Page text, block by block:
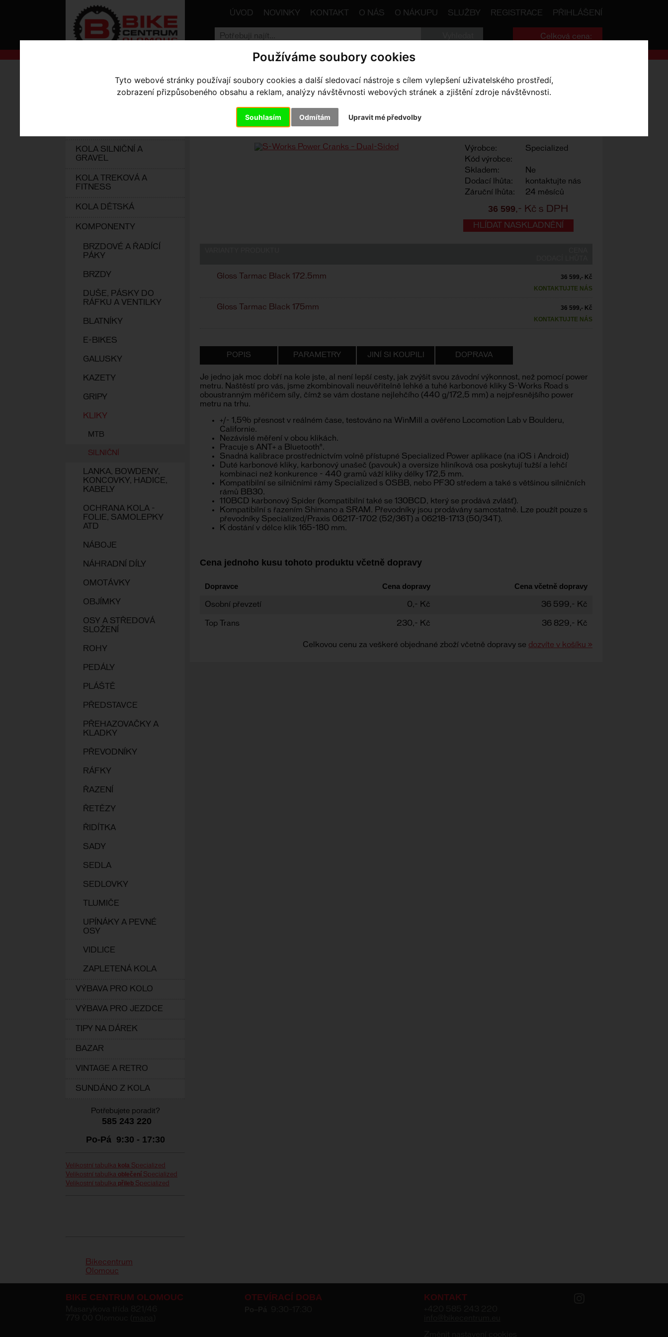
Používáme soubory cookies
Tyto webové stránky používají soubory cookies a další sledovací nástroje s cílem vylepšení uživatelského prostředí,
zobrazení přizpůsobeného obsahu a reklam, analýzy návštěvnosti webových stránek a zjištění zdroje návštěvnosti.
Souhlasím Odmítám Upravit mé předvolby
ÚVOD NOVINKY KONTAKT O NÁS O NÁKUPU SLUŽBY REGISTRACE PŘIHLÁŠENÍ
Celková cena:
KOLA S-WORKS
KOLA SILNIČNÍ A
GRAVEL
KOLA TREKOVÁ A
FITNESS
KOLA DĚTSKÁ
KOMPONENTY
BRZDOVÉ A ŘADÍCÍ
PÁKY
BRZDY
DUŠE, PÁSKY DO
RÁFKU A VENTILKY
BLATNÍKY
E-BIKES
GALUSKY
KAZETY
GRIPY
KLIKY
MTB
SILNIČNÍ
LANKA, BOWDENY,
KONCOVKY, HADICE,
KABELY
OCHRANA KOLA -
FOLIE, SAMOLEPKY
ATD
NÁBOJE
NÁHRADNÍ DÍLY
OMOTÁVKY
OBJÍMKY
OSY A STŘEDOVÁ
SLOŽENÍ
ROHY
PEDÁLY
PLÁŠTĚ
PŘEDSTAVCE
PŘEHAZOVAČKY A
KLADKY
PŘEVODNÍKY
RÁFKY
ŘAZENÍ
ŘETĚZY
ŘIDÍTKA
SADY
SEDLA
SEDLOVKY
TLUMIČE
UPÍNÁKY A PEVNÉ
OSY
VIDLICE
ZAPLETENÁ KOLA
VÝBAVA PRO KOLO
VÝBAVA PRO JEZDCE
TIPY NA DÁREK
BAZAR
VINTAGE A RETRO
SUNDÁNO Z KOLA
Potřebujete poradit?
585 243 220
Po-Pá 9:30 - 17:30
Velikostní tabulka kola Specialized
Velikostní tabulka oblečení Specialized
Velikostní tabulka přileb Specialized
Bikecentrum
Olomouc
S-WORKS POWER CRANKS – DUAL-SIDED
Tarmac Black 170mm
Výrobce:
Specialized
Kód výrobce:
Skladem:
Ne
Dodací lhůta:
kontaktujte nás
Záruční lhůta:
24 měsíců
36 599,- Kč s DPH
HLÍDAT NASKLADNĚNÍ
Gloss Tarmac Black 172.5mm
36 599,- Kč
KONTAKTUJTE NÁS
Gloss Tarmac Black 175mm
36 599,- Kč
KONTAKTUJTE NÁS
POPIS PARAMETRY JINÍ SI KOUPILI DOPRAVA
Je jedno jak moc dobří na kole jste, al není lepší cesty, jak zvýšit svou závodní výkonnost, než pomocí power
metru. Naštěstí pro vás, jsme zkombinovali neuvěřitelně lehké a tuhé karbonové kliky S-Works Road s
oboustranným měřičem síly, čímž se vám dostane nejlehčího (440 g/172,5 mm) a nejpřesnějšího power
metru na trhu.
+/- 1,5% přesnost v reálném čase, testováno na WinMill a ověřeno Locomotion Lab v Boulderu,
Californie.
Nezávislé měření v obou klikách.
Pracuje s ANT+ a Bluetooth®.
Snadná kalibrace prostřednictvím volně přístupné Specialized Power aplikace (na iOS i Android)
Duté karbonové kliky, karbonový unašeč (pavouk) a oversize hliníková osa poskytují tužší a lehčí
kombinaci než konkurence - 440 gramů váží kliky délky 172,5 mm.
Kompatibilní se silničními rámy Specialized s OSBB, nebo PF30 středem a také s většinou silničních
rámů BB30.
110BCD karbonový Spider (kompatibilní také se 130BCD, který se prodává zvlášť).
Kompatibilní s řazením Shimano a SRAM. Převodníky jsou prodávány samostatně. Lze použít pouze s
převodníky Specialized/Praxis 06217-1702 (52/36T) a 06218-1713 (50/34T).
K dostání v délce klik 165-180 mm.
Cena jednoho kusu tohoto produktu včetně dopravy
Dopravce Cena dopravy Cena včetně dopravy
Osobní převzetí 0,- Kč 36 599,- Kč
Top Trans 230,- Kč 36 829,- Kč
Celkovou cenu za veškeré objednané zboží včetně dopravy se dozvíte v košíku »
BIKE CENTRUM OLOMOUC OTEVÍRACÍ DOBA KONTAKT